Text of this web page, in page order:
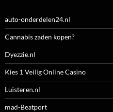
auto-onderdelen24.nl
Cannabis zaden kopen?
Dyezzie.nl
Kies 1 Veilig Online Casino
Luisteren.nl
mad-Beatport